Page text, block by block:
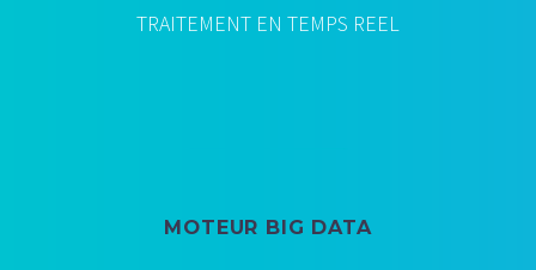
TRAITEMENT EN TEMPS REEL
MOTEUR BIG DATA